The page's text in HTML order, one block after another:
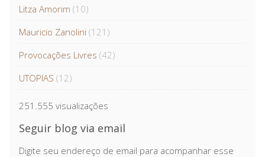
Litza Amorim (10)
Mauricio Zanolini (121)
Provocações Livres (42)
UTOPIAS (12)
251.555 visualizações
Seguir blog via email
Digite seu endereço de email para acompanhar esse